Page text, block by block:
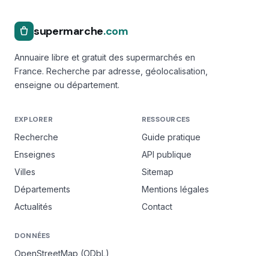
supermarche.com
Annuaire libre et gratuit des supermarchés en
France. Recherche par adresse, géolocalisation,
enseigne ou département.
EXPLORER
Recherche
Enseignes
Villes
Départements
Actualités
RESSOURCES
Guide pratique
API publique
Sitemap
Mentions légales
Contact
DONNÉES
OpenStreetMap (ODbL)